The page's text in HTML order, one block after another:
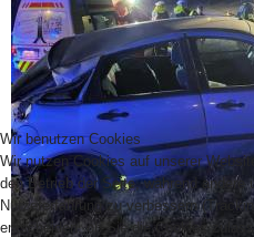
Wir benutzen Cookies
Wir nutzen Cookies auf unserer
den Betrieb der Seite, während
Nutzererfahrung zu verbessern
entscheiden, ob Sie die Cookies